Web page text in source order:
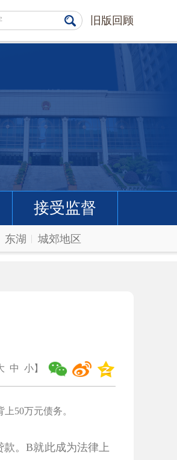
旧版回顾
接受监督
东湖 城郊地区
中 小】
50万元债务。
。B就此成为法律上